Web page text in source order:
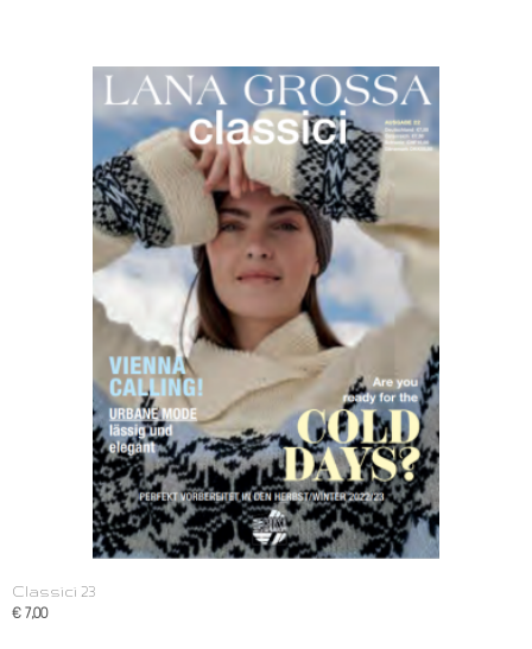
Classici 23
€ 7,00